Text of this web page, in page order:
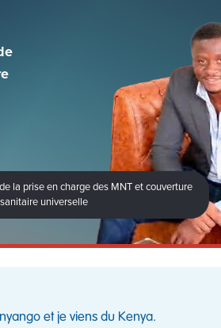
la prise en charge des MNT et couverture
sanitaire universelle
et je viens du Kenya.